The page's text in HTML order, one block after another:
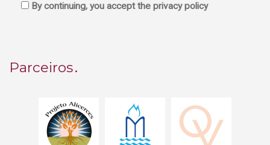
By continuing, you accept the privacy policy
Parceiros